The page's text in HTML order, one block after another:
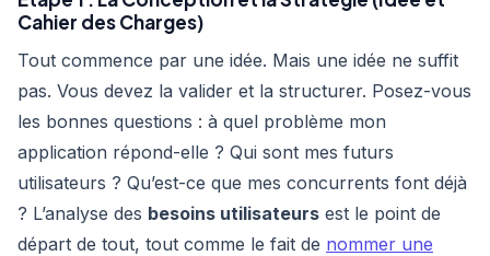
Cahier des Charges)
Tout commence par une idée. Mais une idée ne suffit
pas. Vous devez la valider et la structurer. Posez-vous
les bonnes questions : à quel problème mon
application répond-elle ? Qui sont mes futurs
utilisateurs ? Qu’est-ce que mes concurrents font déjà
? L’analyse des besoins utilisateurs est le point de
départ de tout, tout comme le fait de nommer une